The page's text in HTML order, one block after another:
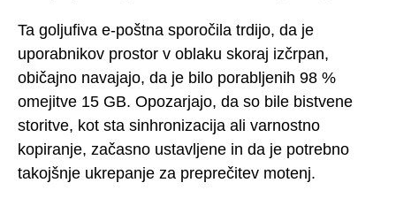
Ta goljufiva e-poštna sporočila trdijo, da je
uporabnikov prostor v oblaku skoraj izčrpan,
običajno navajajo, da je bilo porabljenih 98 %
omejitve 15 GB. Opozarjajo, da so bile bistvene
storitve, kot sta sinhronizacija ali varnostno
kopiranje, začasno ustavljene in da je potrebno
takojšnje ukrepanje za preprečitev motenj.